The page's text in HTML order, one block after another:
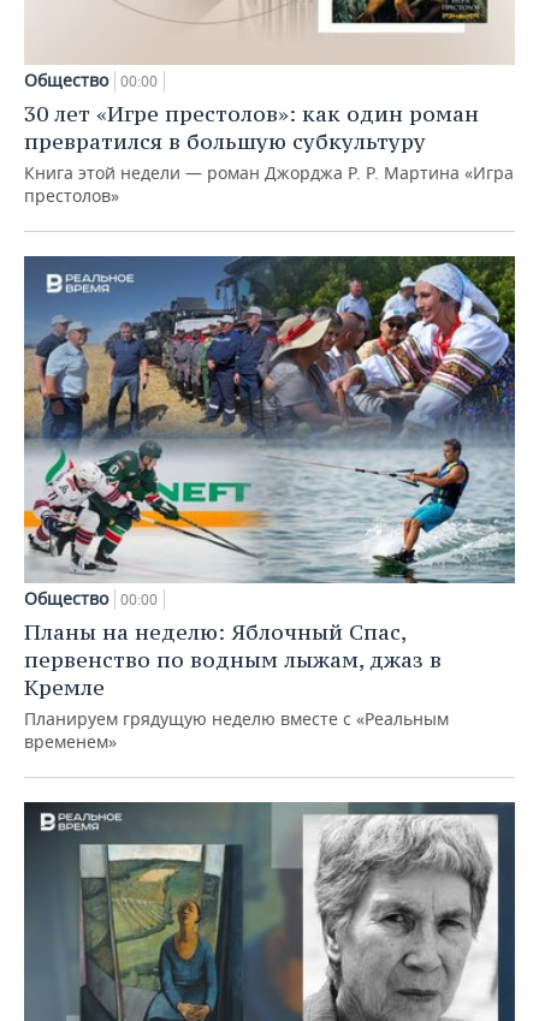
Общество 00:00
30 лет «Игре престолов»: как один роман
превратился в большую субкультуру
Книга этой недели — роман Джорджа Р. Р. Мартина «Игра
престолов»
Общество 00:00
Планы на неделю: Яблочный Спас,
первенство по водным лыжам, джаз в
Кремле
Планируем грядущую неделю вместе с «Реальным
временем»